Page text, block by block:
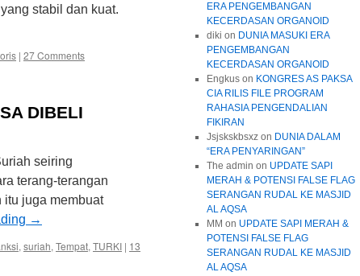
stabil dan kuat.
| 27 Comments
DIBELI
seiring
terang-terangan
itu juga membuat
→
, suriah, Tempat, TURKI | 13
ERA PENGEMBANGAN
KECERDASAN ORGANOID
diki on DUNIA MASUKI ERA
PENGEMBANGAN
KECERDASAN ORGANOID
Engkuson KONGRES AS PAKSA
CIA RILIS FILE PROGRAM
RAHASIA PENGENDALIAN
FIKIRAN
Jsjskskbsxzon DUNIA DALAM
“ERA PENYARINGAN”
The admin on UPDATE SAPI
MERAH & POTENSI FALSE FLAG
SERANGAN RUDAL KE MASJID
AL AQSA
MM on UPDATE SAPI MERAH &
POTENSI FALSE FLAG
SERANGAN RUDAL KE MASJID
AL AQSA